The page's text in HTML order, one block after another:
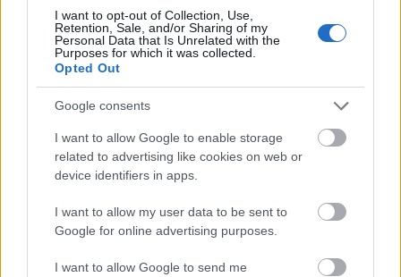
I want to opt-out of Collection, Use,
Retention, Sale, and/or Sharing of my
Personal Data that Is Unrelated with the
Purposes for which it was collected.
Opted Out
Google consents
I want to allow Google to enable storage
related to advertising like cookies on web or
device identifiers in apps.
I want to allow my user data to be sent to
Google for online advertising purposes.
I want to allow Google to send me
的选择。
生姜在癌症预防中的作用
关于生姜预防癌症益处的研究正在不断增加。早期研究
表明，生姜可能有助于对抗某些癌症，例如结直肠癌和
胰腺癌。其抗氧化和抗炎特性是这些益处的关键所在。
许多人出于健康原因想在饮食中添加生姜。谈到生姜在
预防癌症方面的作用，会让它更具吸引力。这表明生姜